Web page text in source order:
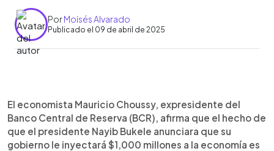
PorMoisés Alvarado
Publicado el 09 de abril de 2025
Escuchar artículo
El economista Mauricio Choussy, expresidente del
Banco Central de Reserva (BCR), afirma que el hecho de
que el presidente Nayib Bukele anunciara que su
gobierno le inyectará $1,000 millones a la economía es